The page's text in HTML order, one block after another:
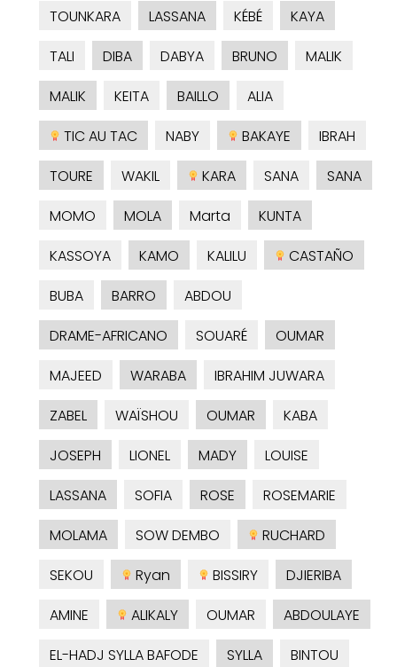
TOUNKARA
LASSANA KÉBÉ
KAYA
TALI
DIBA DABYA BRUNO
MALIK
MALIK
KEITA BAILLO
ALIA
TIC AU TAC
NABY BAKAYE
IBRAH
TOURE
WAKIL KARA SANA
SANA
MOMO
MOLA Marta
KUNTA
KASSOYA
KAMO KALILU
CASTAÑO
BUBA
BARRO
ABDOU
DRAME-AFRICANO
SOUARÉ
OUMAR
MAJEED
WARABA
IBRAHIM JUWARA
ZABEL
WAÏSHOU OUMAR
KABA
JOSEPH
LIONEL MADY
LOUISE
LASSANA
SOFIA ROSE
ROSEMARIE
MOLAMA
SOW DEMBO
RUCHARD
SEKOU
Ryan BISSIRY
DJIERIBA
AMINE
ALIKALY OUMAR
ABDOULAYE
EL-HADJ SYLLA BAFODE
SYLLA
BINTOU